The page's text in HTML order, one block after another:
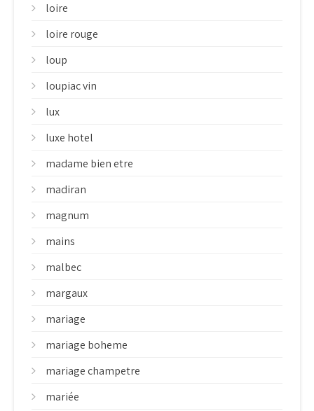
loire
loire rouge
loup
loupiac vin
lux
luxe hotel
madame bien etre
madiran
magnum
mains
malbec
margaux
mariage
mariage boheme
mariage champetre
mariée